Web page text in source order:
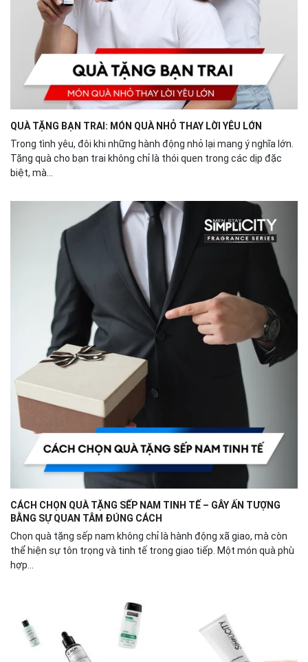
QUÀ TẶNG BẠN TRAI: MÓN QUÀ NHỎ THAY LỜI YÊU LỚN
Trong tình yêu, đôi khi những hành động nhỏ lại mang ý nghĩa lớn.
Tặng quà cho bạn trai không chỉ là thói quen trong các dịp đặc
biệt, mà...
CÁCH CHỌN QUÀ TẶNG SẾP NAM TINH TẾ – GÂY ẤN TƯỢNG
BẰNG SỰ QUAN TÂM ĐÚNG CÁCH
Chọn quà tặng sếp nam không chỉ là hành động xã giao, mà còn
thể hiện sự tôn trọng và tinh tế trong giao tiếp. Một món quà phù
hợp...